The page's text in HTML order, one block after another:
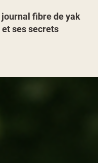
journal fibre de yak
ses secrets